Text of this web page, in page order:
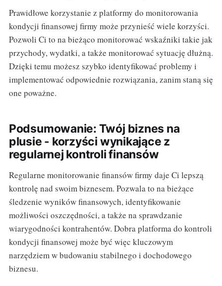
Prawidłowe korzystanie z platformy do monitorowania
kondycji finansowej firmy może przynieść wiele korzyści.
Pozwoli Ci to na bieżąco monitorować wskaźniki takie jak
przychody, wydatki, a także monitorować sytuację dłużną.
Dzięki temu możesz szybko identyfikować problemy i
implementować odpowiednie rozwiązania, zanim staną się
one poważne.
Podsumowanie: Twój biznes na
plusie - korzyści wynikające z
regularnej kontroli finansów
Regularne monitorowanie finansów firmy daje Ci lepszą
kontrolę nad swoim biznesem. Pozwala to na bieżące
śledzenie wyników finansowych, identyfikowanie
możliwości oszczędności, a także na sprawdzanie
wiarygodności kontrahentów. Dobra platforma do kontroli
kondycji finansowej może być więc kluczowym
narzędziem w budowaniu stabilnego i dochodowego
biznesu.